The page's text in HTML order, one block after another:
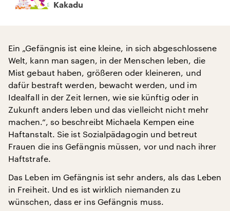
Kakadu
Ein „Gefängnis ist eine kleine, in sich abgeschlossene
Welt, kann man sagen, in der Menschen leben, die
Mist gebaut haben, größeren oder kleineren, und
dafür bestraft werden, bewacht werden, und im
Idealfall in der Zeit lernen, wie sie künftig oder in
Zukunft anders leben und das vielleicht nicht mehr
machen.“, so beschreibt Michaela Kempen eine
Haftanstalt. Sie ist Sozialpädagogin und betreut
Frauen die ins Gefängnis müssen, vor und nach ihrer
Haftstrafe.
Das Leben im Gefängnis ist sehr anders, als das Leben
in Freiheit. Und es ist wirklich niemanden zu
wünschen, dass er ins Gefängnis muss.